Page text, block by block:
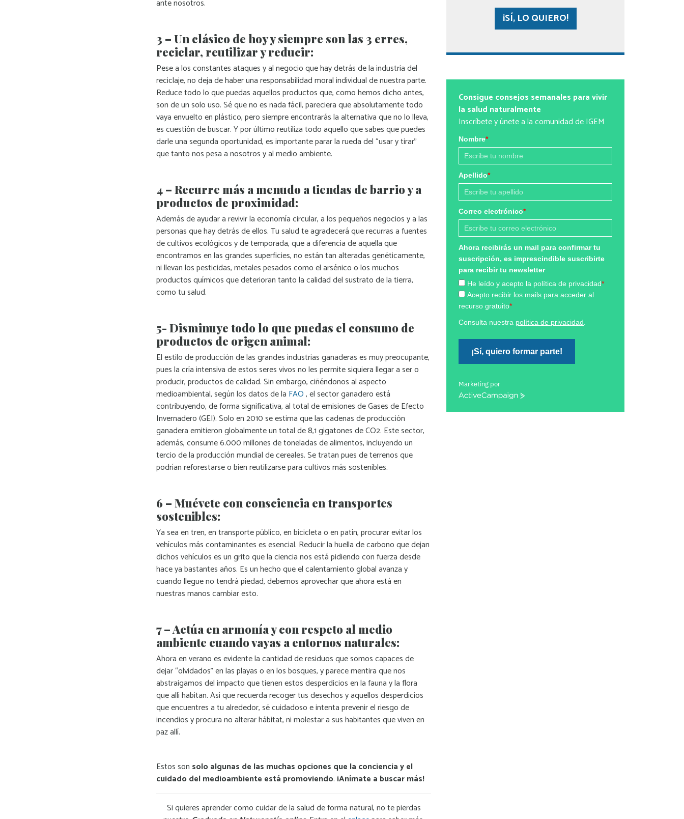
ante nosotros.
3 – Un clásico de hoy y siempre son las 3 erres,
reciclar, reutilizar y reducir:
Pese a los constantes ataques y al negocio que hay detrás de la industria del
reciclaje, no deja de haber una responsabilidad moral individual de nuestra parte.
Reduce todo lo que puedas aquellos productos que, como hemos dicho antes,
son de un solo uso. Sé que no es nada fácil, pareciera que absolutamente todo
vaya envuelto en plástico, pero siempre encontrarás la alternativa que no lo lleva,
es cuestión de buscar. Y por último reutiliza todo aquello que sabes que puedes
darle una segunda oportunidad, es importante parar la rueda del “usar y tirar”
que tanto nos pesa a nosotros y al medio ambiente.
4 – Recurre más a menudo a tiendas de barrio y a
productos de proximidad:
Además de ayudar a revivir la economía circular, a los pequeños negocios y a las
personas que hay detrás de ellos. Tu salud te agradecerá que recurras a fuentes
de cultivos ecológicos y de temporada, que a diferencia de aquella que
encontramos en las grandes superficies, no están tan alteradas genéticamente,
ni llevan los pesticidas, metales pesados como el arsénico o los muchos
productos químicos que deterioran tanto la calidad del sustrato de la tierra,
como tu salud.
5- Disminuye todo lo que puedas el consumo de
productos de origen animal:
El estilo de producción de las grandes industrias ganaderas es muy preocupante,
pues la cría intensiva de estos seres vivos no les permite siquiera llegar a ser o
producir, productos de calidad. Sin embargo, ciñéndonos al aspecto
medioambiental, según los datos de la FAO, el sector ganadero está
contribuyendo, de forma significativa, al total de emisiones de Gases de Efecto
Invernadero (GEI). Solo en 2010 se estima que las cadenas de producción
ganadera emitieron globalmente un total de 8,1 gigatones de CO2. Este sector,
además, consume 6.000 millones de toneladas de alimentos, incluyendo un
tercio de la producción mundial de cereales. Se tratan pues de terrenos que
podrían reforestarse o bien reutilizarse para cultivos más sostenibles.
6 – Muévete con consciencia en transportes
sostenibles:
Ya sea en tren, en transporte público, en bicicleta o en patín, procurar evitar los
vehículos más contaminantes es esencial. Reducir la huella de carbono que dejan
dichos vehículos es un grito que la ciencia nos está pidiendo con fuerza desde
hace ya bastantes años. Es un hecho que el calentamiento global avanza y
cuando llegue no tendrá piedad, debemos aprovechar que ahora está en
nuestras manos cambiar esto.
7 – Actúa en armonía y con respeto al medio
ambiente cuando vayas a entornos naturales:
Ahora en verano es evidente la cantidad de residuos que somos capaces de
dejar “olvidados” en las playas o en los bosques, y parece mentira que nos
abstraigamos del impacto que tienen estos desperdicios en la fauna y la flora
que allí habitan. Así que recuerda recoger tus desechos y aquellos desperdicios
que encuentres a tu alrededor, sé cuidadoso e intenta prevenir el riesgo de
incendios y procura no alterar hábitat, ni molestar a sus habitantes que viven en
paz allí.
Estos son solo algunas de las muchas opciones que la conciencia y el
cuidado del medioambiente está promoviendo. ¡Anímate a buscar más!
Si quieres aprender como cuidar de la salud de forma natural, no te pierdas
¡SÍ, LO QUIERO!
Consigue consejos semanales para vivir
la salud naturalmente
Inscríbete y únete a la comunidad de IGEM
Nombre*
Apellido*
Correo electrónico*
Ahora recibirás un mail para confirmar tu
suscripción, es imprescindible suscribirte
para recibir tu newsletter
He leído y acepto la política de privacidad*
Acepto recibir los mails para acceder al
recurso gratuito*
Consulta nuestra política de privacidad
¡Sí, quiero formar parte!
Marketing por
ActiveCampaign